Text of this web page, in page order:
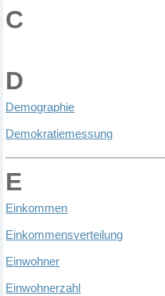
C
D
Demographie
Demokratiemessung
E
Einkommen
Einkommensverteilung
Einwohner
Einwohnerzahl